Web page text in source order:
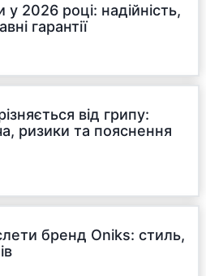
у 2026 році: надійність,
гарантії
від грипу:
ризики та пояснення
бренд Oniks: стиль,